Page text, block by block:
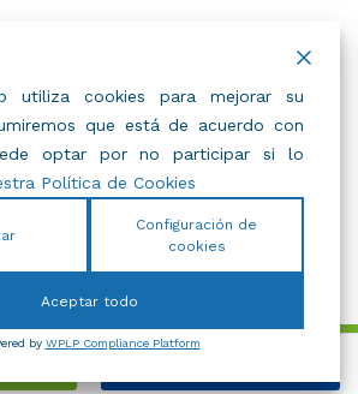
utiliza cookies para mejorar su
que está de acuerdo con
optar por no participar si lo
Política de Cookies
Configuración de
cookies
Aceptar todo
by WPLP Compliance Platform